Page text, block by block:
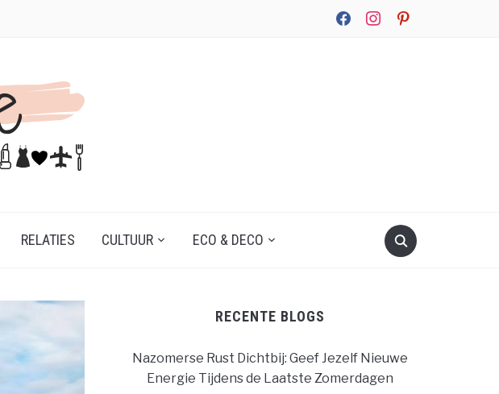
facebookinstagrampinterest
RELATIES CULTUUR ECO & DECO
RECENTE BLOGS
Nazomerse Rust Dichtbij: Geef Jezelf Nieuwe
Energie Tijdens de Laatste Zomerdagen